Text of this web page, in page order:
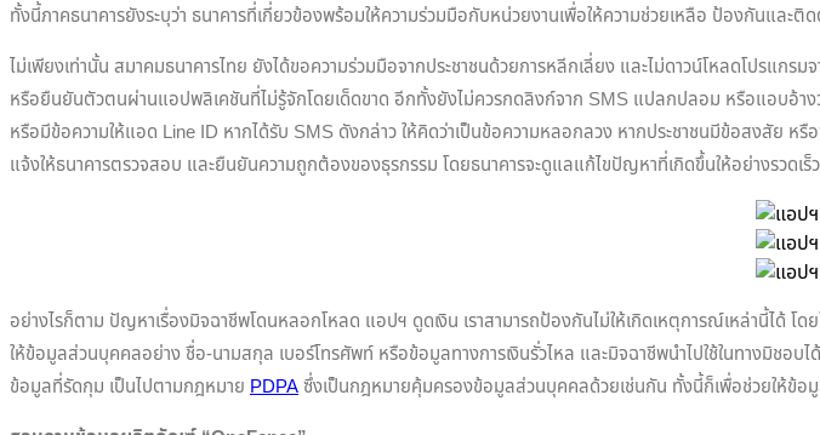
ทั้งนี้ภาคธนาคารยังระบุว่า ธนาคารที่เกี่ยวข้องพร้อมให้ความร่วมมือกับหน่วยงานเพื่อให้ความช่วยเหลือ ป้องกันและ
ไม่เพียงเท่านั้น สมาคมธนาคารไทย ยังได้ขอความร่วมมือจากประชาชนด้วยการหลีกเลี่ยง และไม่ดาวน์โหลดโปรแ
หรือยืนยันตัวตนผ่านแอปพลิเคชันที่ไม่รู้จักโดยเด็ดขาด อีกทั้งยังไม่ควรกดลิงก์จาก SMS แปลกปลอม หรือแอบอ้า
หรือมีข้อความให้แอด Line ID หากได้รับ SMS ดังกล่าว ให้คิดว่าเป็นข้อความหลอกลวง หากประชาชนมีข้อสงสัย
แจ้งให้ธนาคารตรวจสอบ และยืนยันความถูกต้องของธุรกรรม โดยธนาคารจะดูแลแก้ไขปัญหาที่เกิดขึ้นให้อย่างรวดเ
อย่างไรก็ตาม ปัญหาเรื่องมิจฉาชีพโดนหลอกโหลด แอปฯ ดูดเงิน เราสามารถป้องกันไม่ให้เกิดเหตุการณ์เหล่านี้ได้ โ
ให้ข้อมูลส่วนบุคคลอย่าง ชื่อ-นามสกุล เบอร์โทรศัพท์ หรือข้อมูลทางการเงินรั่วไหล และมิจฉาชีพนำไปใช้ในทางมิช
ข้อมูลที่รัดกุม เป็นไปตามกฎหมาย PDPAซึ่งเป็นกฎหมายคุ้มครองข้อมูลส่วนบุคคลด้วยเช่นกัน ทั้งนี้ก็เพื่อช่วยให้ข้